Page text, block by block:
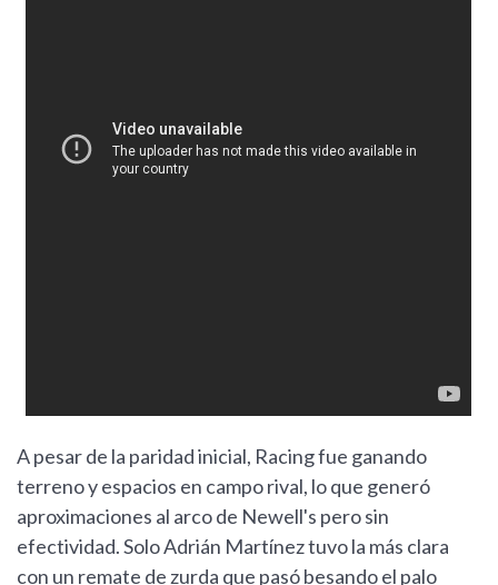
A pesar de la paridad inicial, Racing fue ganando
terreno y espacios en campo rival, lo que generó
aproximaciones al arco de Newell's pero sin
efectividad. Solo Adrián Martínez tuvo la más clara
con un remate de zurda que pasó besando el palo